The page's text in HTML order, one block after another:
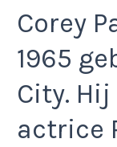
Corey
1965
City.
actrice